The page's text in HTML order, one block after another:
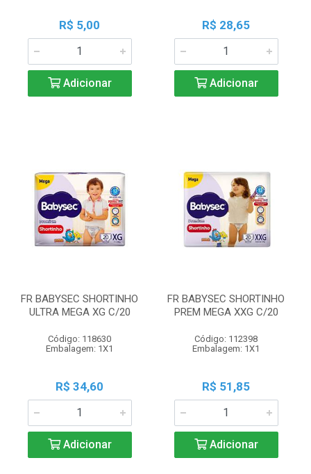
R$ 5,00
Adicionar
R$ 28,65
Adicionar
FR BABYSEC SHORTINHO
ULTRA MEGA XG C/20
Código: 118630
Embalagem: 1X1
R$ 34,60
Adicionar
FR BABYSEC SHORTINHO
PREM MEGA XXG C/20
Código: 112398
Embalagem: 1X1
R$ 51,85
Adicionar